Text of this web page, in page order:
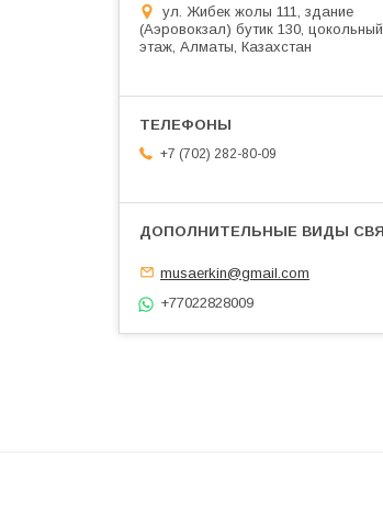
ул. Жибек жолы 111, здание
(Аэровокзал) бутик 130, цокольный
этаж, Алматы, Казахстан
+7 (702) 282-80-09
musaerkin@gmail.com
+77022828009